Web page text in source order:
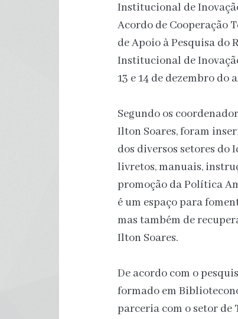
Institucional de
Acordo de Cooperação
de Apoio à Pesquisa do
Institucional de
13 e 14 de dezembro do
Segundo os
Ilton Soares, foram
dos diversos setores do
livretos, manuais,
promoção da Política
é um espaço para
mas também de
Ilton Soares.
De acordo com o
formado em
parceria com o setor